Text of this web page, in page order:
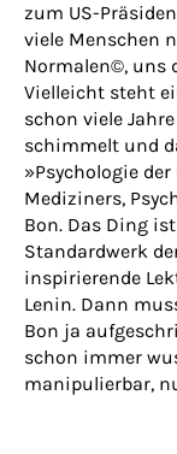
zum US-
viele Menschen
Normalen©, uns
Vielleicht steht
schon viele
schimmelt und
»Psychologie
Mediziners,
Bon. Das Ding
Standardwerk
inspirierende
Lenin. Dann
Bon ja
schon immer
manipulierbar,